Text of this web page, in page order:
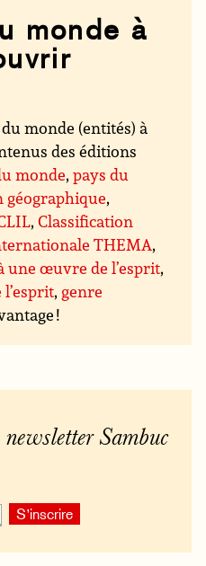
monde à
monde (entités) à
des éditions
monde,pays du
géographique,
,Classification
THEMA,
une œuvre de l’esprit,
, genre
!
Sambuc